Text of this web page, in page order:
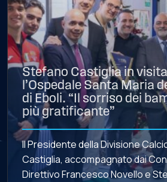
Stefano Castiglia in
l’Ospedale Santa Maria
di Eboli. “Il sorriso dei
più gratificante”
Il Presidente della Divisione
Castiglia, accompagnato dai
Direttivo Francesco Novello e